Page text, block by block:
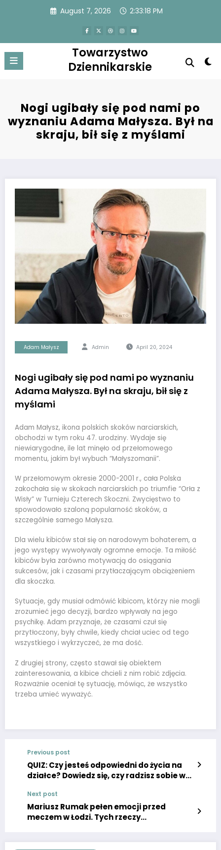
August 7, 2026 2:33:18 PM
Towarzystwo
Dziennikarskie
Nogi ugibały się pod nami po
wyznaniu Adama Małysza. Był na
skraju, bił się z myślami
Adam Małysz Admin April 20, 2024
Nogi ugibały się pod nami po wyznaniu
Adama Małysza. Był na skraju, bił się z
myślami
Adam Małysz, ikona polskich skoków narciarskich,
obchodzi w tym roku 47. urodziny. Wydaje się
niewiarygodne, ile lat minęło od przełomowego
momentu, jakim był wybuch “Małyszomanii”.
W przełomowym okresie 2000-2001 r., cała Polska
zakochała się w skokach narciarskich po triumfie “Orła z
Wisły” w Turnieju Czterech Skoczni. Zwycięstwo to
spowodowało szaloną popularność skoków, a
szczególnie samego Małysza.
Dla wielu kibiców stał się on narodowym bohaterem, a
jego występy wywoływały ogromne emocje. Ta miłość
kibiców była zarówno motywacją do osiągania
sukcesów, jak i czasami przytłaczającym obciążeniem
dla skoczka.
Sytuacje, gdy musiał odmówić kibicom, którzy nie mogli
zrozumieć jego decyzji, bardzo wpływały na jego
psychikę. Adam przyznaje, że czasami czuł się
przytłoczony, były chwile, kiedy chciał uciec od tego
wszystkiego i wykrzyczeć, że ma dość.
Z drugiej strony, często stawał się obiektem
zainteresowania, a kibice chcieli z nim robić zdjęcia.
Rozważnie oceniał tę sytuację, mówiąc, że wszystko
trzeba umieć wyważyć.
Previous post
QUIZ: Czy jesteś odpowiedni do życia na
działce? Dowiedz się, czy radzisz sobie w
Next post
Mariusz Rumak pełen emocji przed
meczem w Łodzi. Tych rzeczy